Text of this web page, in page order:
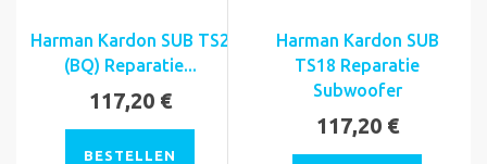
Harman Kardon SUB TS2
(BQ) Reparatie...
117,20 €
BESTELLEN
Harman Kardon SUB
TS18 Reparatie
Subwoofer
117,20 €